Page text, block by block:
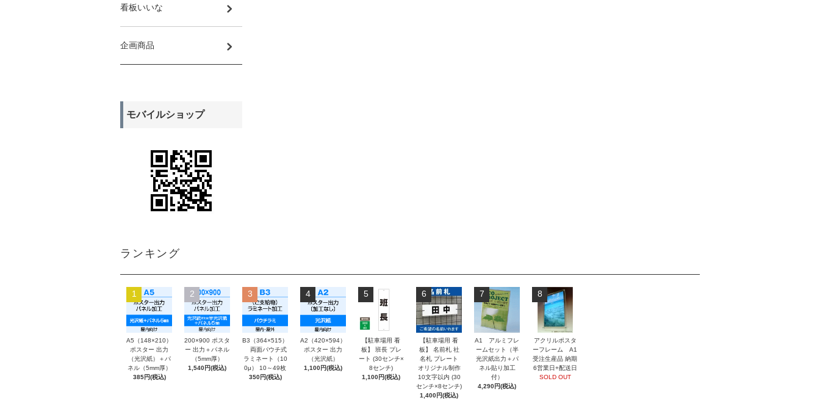
看板いいな
企画商品
モバイルショップ
ランキング
1
A5（148×210）
ポスター 出力
（光沢紙）＋パ
ネル（5mm厚）
385円(税込)
2
200×900 ポスタ
ー 出力＋パネル
（5mm厚）
1,540円(税込)
3
B3（364×515）
両面パウチ式
ラミネート（10
0μ） 10～49枚
350円(税込)
4
A2（420×594）
ポスター 出力
（光沢紙）
1,100円(税込)
5
【駐車場用 看
板】 班長 プレ
ート (30センチ×
8センチ)
1,100円(税込)
6
【駐車場用 看
板】 名前札 社
名札 プレート
オリジナル制作
10文字以内 (30
センチ×8センチ)
1,400円(税込)
7
A1 アルミフレ
ームセット（半
光沢紙出力＋パ
ネル貼り加工
付）
4,290円(税込)
8
アクリルポスタ
ーフレーム A1
受注生産品 納期
6営業日+配送日
SOLD OUT